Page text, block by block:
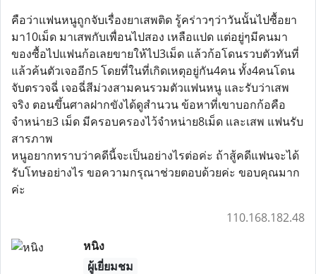
คือว่าแฟนหนูถูกจับเรื่องยาเสพติด รู้คร่าวๆว่าวันนั้นไปซื้อยา
มา10เม็ด มาเสพกับเพื่อนไปสอง เหลือแปด แต่อยู่ๆมีคนมา
ของซื้อไปแฟนก้อเลยขายให้ไป3เม็ด แล้วก้อโดนรวบตัวทันที่
แล้วค้นตัวเจออีก5 โดยที่ในที่เกิดเหตุอยู่กัน4คน ทั้ง4คนโดน
จับตรวจฉี่ เจอฉี่สีม่วงสามคนรวมตัวแฟนหนู และรับว่าเสพ
จริง ตอนขึ้นศาลฝากขังได้ดูสำนวน ข้อหาที่เขาบอกก้อคือ
จำหน่าย3 เม็ด มีครอบครองไว้จำหน่าย8เม็ด และเสพ แฟนรับ
สารภาพ
หนูอยากทราบว่าคดีนี้จะเป็นอย่างไรต่อค่ะ ถ้าสู้คดีแฟนจะได้
รับโทษอย่างไร ขอความกรุณาช่วยตอบด้วยค่ะ ขอบคุณมาก
ค่ะ
110.168.182.48
หนิง
ผู้เยี่ยมชม